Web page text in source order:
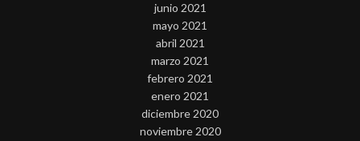
junio 2021
mayo 2021
abril 2021
marzo 2021
febrero 2021
enero 2021
diciembre 2020
noviembre 2020